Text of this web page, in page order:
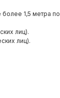
более 1,5 метра по
лиц).
лиц).